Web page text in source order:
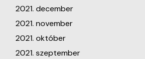
2021. december
2021. november
2021. október
2021. szeptember